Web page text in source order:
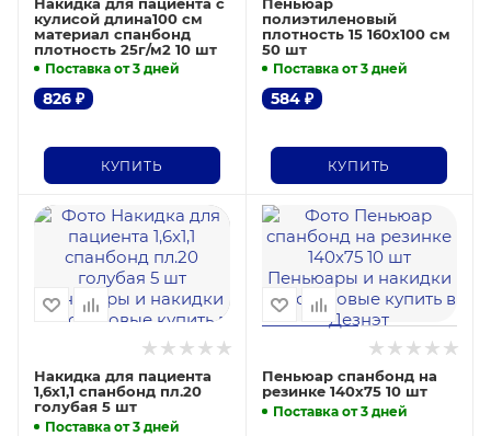
кулисой длина100 см
материал спанбонд
плотность 25г/м2 10 шт
Поставка от 3 дней
826 ₽
КУПИТЬ
полиэтиленовый
плотность 15 160х100 см
50 шт
Поставка от 3 дней
584₽
КУПИТЬ
Накидка для пациента
1,6x1,1 спанбонд пл.20
голубая 5 шт
Поставка от 3 дней
Пеньюар спанбонд на
резинке 140х75 10 шт
Поставка от 3 дней